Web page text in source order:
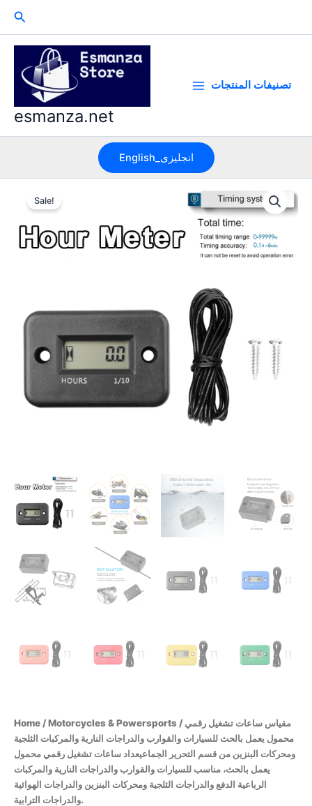
Search
esmanza.net
تصنيفات المنتجات
English_انجليزى
Sale!
Home /Motorcycles & Powersports / مقياس ساعات تشغيل رقمي
محمول يعمل بالحث للسيارات والقوارب والدراجات النارية والمركبات الثلجية
ومحركات البنزين من قسم التحرير الجماعيعداد ساعات تشغيل رقمي محمول
يعمل بالحث، مناسب للسيارات والقوارب والدراجات النارية والمركبات
الرباعية الدفع والدراجات الثلجية ومحركات البنزين والدراجات الهوائية
والدراجات الترابية.